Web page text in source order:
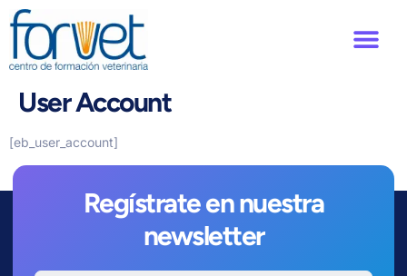
User Account
[eb_user_account]
Regístrate en nuestra
newsletter